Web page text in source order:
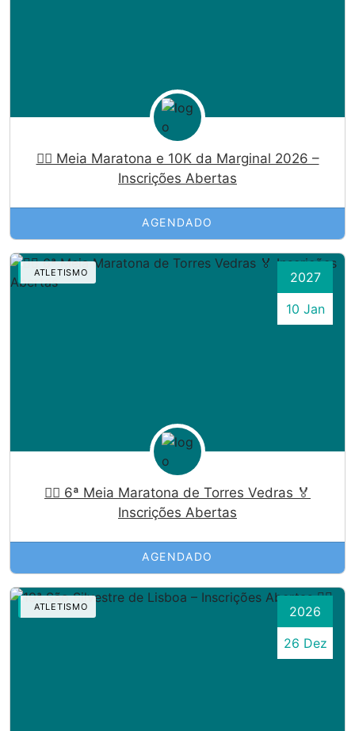
🏃‍♀️ Meia Maratona e 10K da Marginal 2026 –
Inscrições Abertas
AGENDADO
ATLETISMO
🏃‍♀️ 6ª Meia Maratona de Torres Vedras 🏅
Inscrições Abertas
2027
10 Jan
AGENDADO
ATLETISMO
2026
26 Dez